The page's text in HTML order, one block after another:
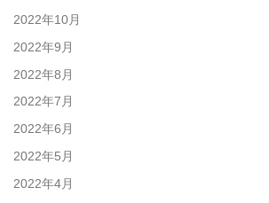
2022年10月
2022年9月
2022年8月
2022年7月
2022年6月
2022年5月
2022年4月